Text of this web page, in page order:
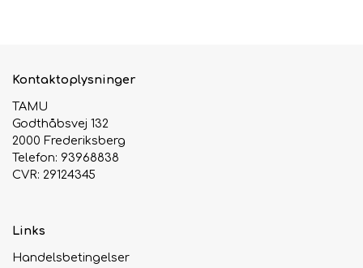
Kontaktoplysninger
TAMU
Godthåbsvej 132
2000 Frederiksberg
Telefon: 93968838
CVR: 29124345
Links
Handelsbetingelser